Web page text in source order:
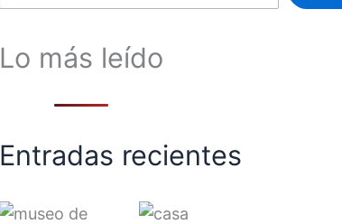
Lo más leído
Entradas recientes